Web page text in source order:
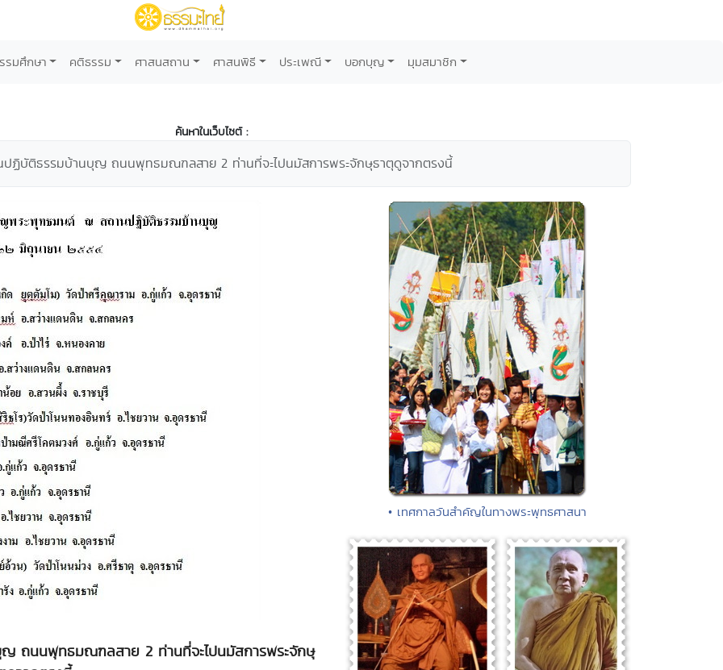
รมศึกษา คติธรรม ศาสนสถาน ศาสนพิธี ประเพณี บอกบุญ มุมสมาชิก
ค้นหาในเว็บไซต์ :
ฏิบัติธรรมบ้านบุญ ถนนพุทธมณฑลสาย 2 ท่านที่จะไปนมัสการพระจักษุธาตุดูจากตรงนี้
ถนนพุทธมณฑลสาย 2 ท่านที่จะไปนมัสการพระจักษุ
• เทศกาลวันสำคัญในทางพระพุทธศาสนา